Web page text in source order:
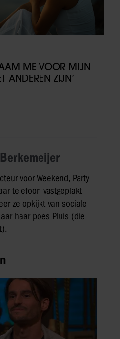
ME VOOR MIJN
ANDEREN ZIJN’
voor Weekend, Party
telefoon vastgeplakt
ze opkijkt van sociale
haar poes Pluis (die